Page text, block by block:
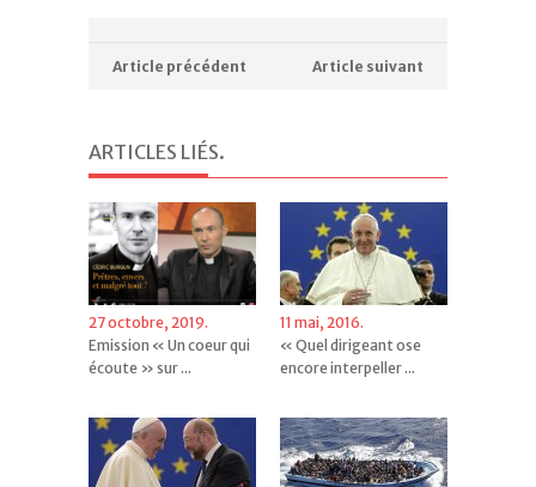
Article précédent Article suivant
ARTICLES LIÉS.
27 octobre, 2019.
Emission « Un coeur qui
écoute » sur ...
11 mai, 2016.
« Quel dirigeant ose
encore interpeller ...